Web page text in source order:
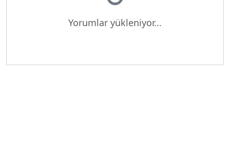
Yorumlar yükleniyor...